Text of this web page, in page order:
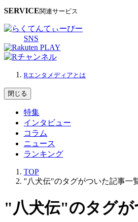
SERVICE関連サービス
SNS
Rエンタメディアとは
閉じる
特集
インタビュー
コラム
ニュース
ランキング
TOP
"八犬伝"のタグがついた記事一
"八犬伝"のタグが